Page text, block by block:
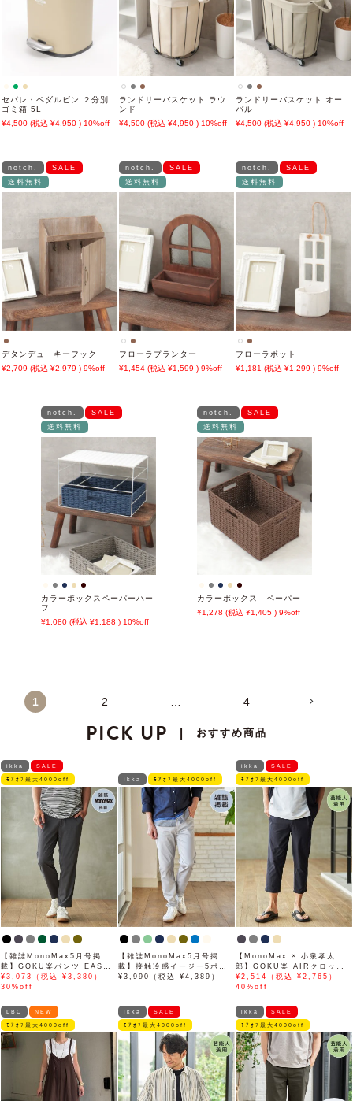
セパレ・ペダルビン ２分別
ゴミ箱 5L
4,500
4,950 10%off
ランドリーバスケット ラウ
ンド
4,500
4,950 10%off
ランドリーバスケット オー
バル
4,500
4,950 10%off
notch.
SALE
送料無料
デタンデュ キーフック
2,709
2,979 9%off
notch.
SALE
送料無料
フローラプランター
1,454
1,599 9%off
notch.
SALE
送料無料
フローラポット
1,181
1,299 9%off
notch.
SALE
送料無料
カラーボックスペーパーハー
フ
1,080
1,188 10%off
notch.
SALE
送料無料
カラーボックス ペーパー
1,278
1,405 9%off
1 2 … 4
PICK UP | おすすめ商品
ikka SALE
ﾓｱｵﾌ最大4000off
【雑誌MonoMax5月号掲
載】GOKU楽パンツ EASY
STRETCH 冷感アンクル
【接触冷感】「小泉孝太郎さ
¥3,073（税込 ¥3,380）
30%off
ikka ﾓｱｵﾌ最大4000off
【雑誌MonoMax5月号掲
載】接触冷感イージー5ポケ
ット
¥3,990（税込 ¥4,389）
ikka SALE
ﾓｱｵﾌ最大4000off
【MonoMax × 小泉孝太
郎】GOKU楽 AIRクロップ
ドパンツ「小泉孝太郎さん着
用モデル」
¥2,514（税込 ¥2,765）
40%off
LBC NEW
ﾓｱｵﾌ最大4000off
ikka SALE
ﾓｱｵﾌ最大4000off
ikka SALE
ﾓｱｵﾌ最大4000off